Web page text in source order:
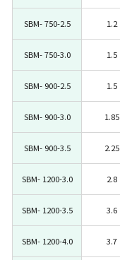
SBM- 750-2.5 1.2
SBM- 750-3.0 1.5
SBM- 900-2.5 1.5
SBM- 900-3.0 1.85
SBM- 900-3.5 2.25
SBM- 1200-3.0 2.8
SBM- 1200-3.5 3.6
SBM- 1200-4.0 3.7